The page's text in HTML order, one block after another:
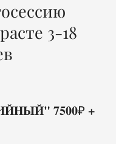
3-18
7500₽ +